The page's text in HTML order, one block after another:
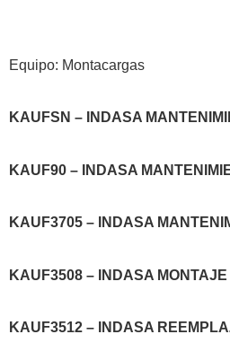
Equipo: Montacargas
KAUFSN – INDASA
KAUF90 – INDASA
KAUF3705 – INDASA
KAUF3508 – INDASA
KAUF3512 – INDASA